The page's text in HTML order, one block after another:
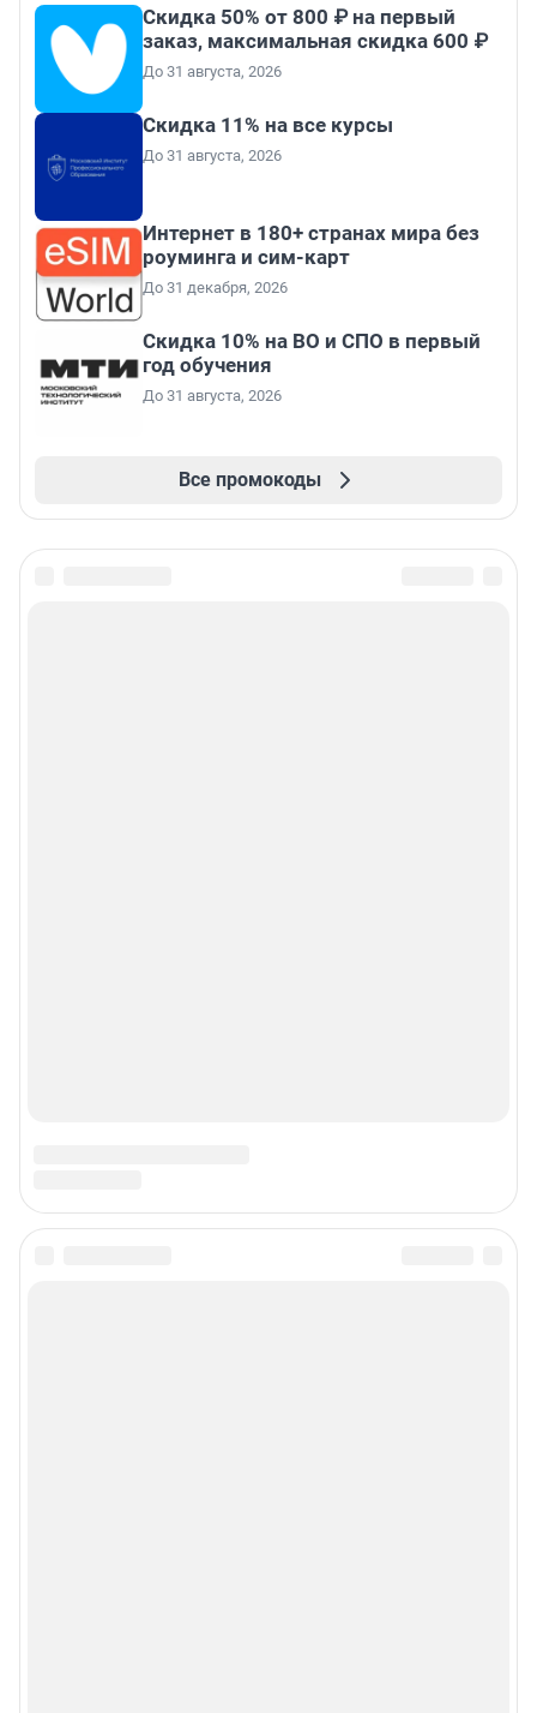
Скидка 50% от 800 ₽ на первый
заказ, максимальная скидка 600 ₽
До 31 августа, 2026
Скидка 11% на все курсы
До 31 августа, 2026
Интернет в 180+ странах мира без
роуминга и сим-карт
До 31 декабря, 2026
Скидка 10% на ВО и СПО в первый
год обучения
До 31 августа, 2026
Все промокоды